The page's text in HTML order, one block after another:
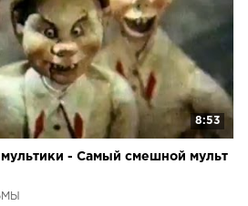
8:53
- Самый смешной мульт